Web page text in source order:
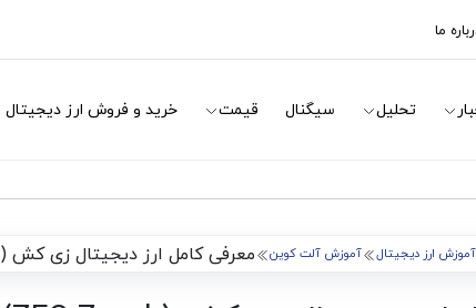
ما
تحلیل سیگنال قیمت خرید و فروش ارز دیجیتال
آموزش ارز دیجیتال آموزش آلت کوین معرفی کامل ارز دیجیتال زی کش (ZEC-Zcash) و نحوه خرید و فروش آن